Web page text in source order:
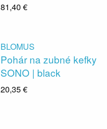
81,40 €
BLOMUS
Pohár na zubné kefky
SONO | black
20,35 €